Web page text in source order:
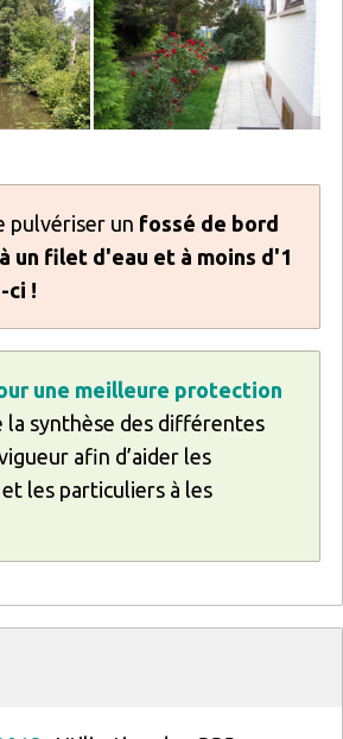
pulvériser un fossé de bord
un filet d'eau et à moins d'1
ci !
une meilleure protection
la synthèse des différentes
afin d’aider les
les particuliers à les